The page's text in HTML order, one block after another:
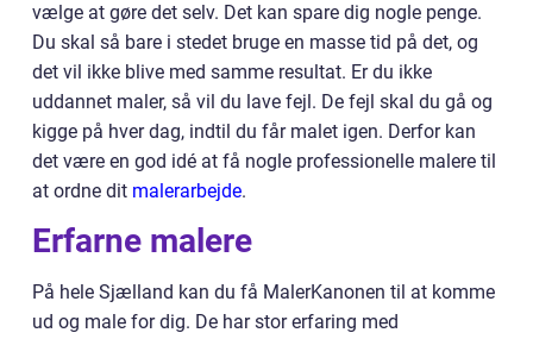
vælge at gøre det selv. Det kan spare dig nogle penge.
Du skal så bare i stedet bruge en masse tid på det, og
det vil ikke blive med samme resultat. Er du ikke
uddannet maler, så vil du lave fejl. De fejl skal du gå og
kigge på hver dag, indtil du får malet igen. Derfor kan
det være en god idé at få nogle professionelle malere til
at ordne dit malerarbejde.
Erfarne malere
På hele Sjælland kan du få MalerKanonen til at komme
ud og male for dig. De har stor erfaring med